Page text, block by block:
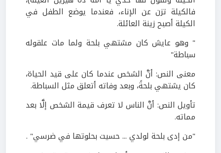
فالكيلة تزن عن الإناء، فعندما يوضع الطفل في
الكيلة أصبح زينة العائلة.
" وهو عايش كان مشتهي بلحة ولما مات علقوله
سباطة"
معنى النص: أنَّ الشخص عندما كان على قيد الحياة،
كان يشتهي بلحةً، وبعد وفاته أتعلق مثل السباطة.
تأويل النص: أنَّ الناس لا تعرف قيمة الشخص إلَّا بعد
مماته.
"من إدى بلحة لولدي ... حسيت بحلوتها في ضرسي" .